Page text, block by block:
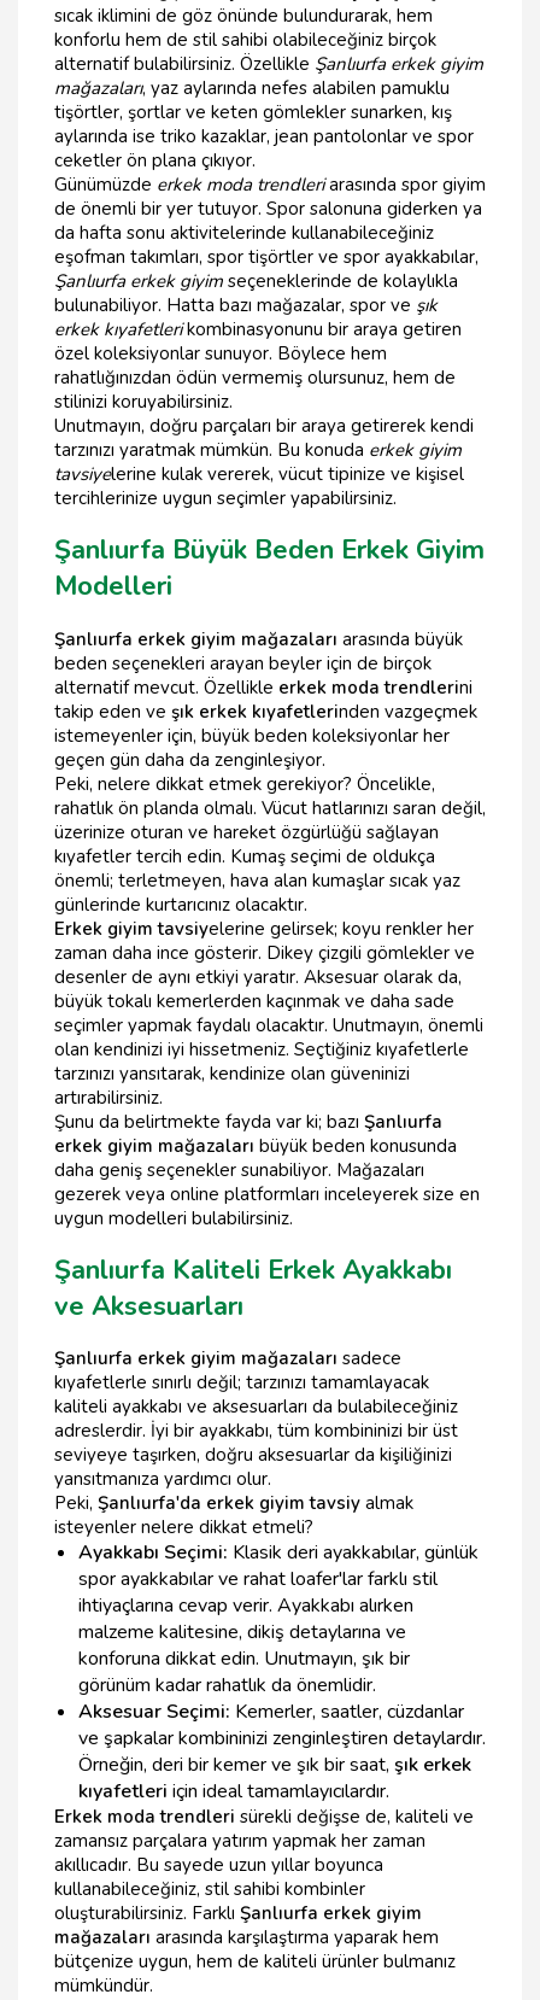
sıcak iklimini de göz önünde bulundurarak, hem
konforlu hem de stil sahibi olabileceğiniz birçok
alternatif bulabilirsiniz. Özellikle Şanlıurfa erkek giyim
mağazaları, yaz aylarında nefes alabilen pamuklu
tişörtler, şortlar ve keten gömlekler sunarken, kış
aylarında ise triko kazaklar, jean pantolonlar ve spor
ceketler ön plana çıkıyor.
Günümüzde erkek moda trendleriarasında spor giyim
de önemli bir yer tutuyor. Spor salonuna giderken ya
da hafta sonu aktivitelerinde kullanabileceğiniz
eşofman takımları, spor tişörtler ve spor ayakkabılar,
Şanlıurfa erkek giyim seçeneklerinde de kolaylıkla
bulunabiliyor. Hatta bazı mağazalar, spor ve şık
erkek kıyafetlerikombinasyonunu bir araya getiren
özel koleksiyonlar sunuyor. Böylece hem
rahatlığınızdan ödün vermemiş olursunuz, hem de
stilinizi koruyabilirsiniz.
Unutmayın, doğru parçaları bir araya getirerek kendi
tarzınızı yaratmak mümkün. Bu konuda erkek giyim
tavsiyelerine kulak vererek, vücut tipinize ve kişisel
tercihlerinize uygun seçimler yapabilirsiniz.
Şanlıurfa Büyük Beden Erkek Giyim
Modelleri
Şanlıurfa erkek giyim mağazaları arasında büyük
beden seçenekleri arayan beyler için de birçok
alternatif mevcut. Özellikle erkek moda trendlerini
takip eden ve şık erkek kıyafetlerinden vazgeçmek
istemeyenler için, büyük beden koleksiyonlar her
geçen gün daha da zenginleşiyor.
Peki, nelere dikkat etmek gerekiyor? Öncelikle,
rahatlık ön planda olmalı. Vücut hatlarınızı saran değil,
üzerinize oturan ve hareket özgürlüğü sağlayan
kıyafetler tercih edin. Kumaş seçimi de oldukça
önemli; terletmeyen, hava alan kumaşlar sıcak yaz
günlerinde kurtarıcınız olacaktır.
Erkek giyim tavsiyelerine gelirsek; koyu renkler her
zaman daha ince gösterir. Dikey çizgili gömlekler ve
desenler de aynı etkiyi yaratır. Aksesuar olarak da,
büyük tokalı kemerlerden kaçınmak ve daha sade
seçimler yapmak faydalı olacaktır. Unutmayın, önemli
olan kendinizi iyi hissetmeniz. Seçtiğiniz kıyafetlerle
tarzınızı yansıtarak, kendinize olan güveninizi
artırabilirsiniz.
Şunu da belirtmekte fayda var ki; bazı Şanlıurfa
erkek giyim mağazaları büyük beden konusunda
daha geniş seçenekler sunabiliyor. Mağazaları
gezerek veya online platformları inceleyerek size en
uygun modelleri bulabilirsiniz.
Şanlıurfa Kaliteli Erkek Ayakkabı
ve Aksesuarları
Şanlıurfa erkek giyim mağazaları sadece
kıyafetlerle sınırlı değil; tarzınızı tamamlayacak
kaliteli ayakkabı ve aksesuarları da bulabileceğiniz
adreslerdir. İyi bir ayakkabı, tüm kombininizi bir üst
seviyeye taşırken, doğru aksesuarlar da kişiliğinizi
yansıtmanıza yardımcı olur.
Peki, Şanlıurfa'da erkek giyim tavsiy almak
isteyenler nelere dikkat etmeli?
Ayakkabı Seçimi: Klasik deri ayakkabılar, günlük
spor ayakkabılar ve rahat loafer'lar farklı stil
ihtiyaçlarına cevap verir. Ayakkabı alırken
malzeme kalitesine, dikiş detaylarına ve
konforuna dikkat edin. Unutmayın, şık bir
görünüm kadar rahatlık da önemlidir.
Aksesuar Seçimi: Kemerler, saatler, cüzdanlar
ve şapkalar kombininizi zenginleştiren detaylardır.
Örneğin, deri bir kemer ve şık bir saat, şık erkek
kıyafetleri için ideal tamamlayıcılardır.
Erkek moda trendleri sürekli değişse de, kaliteli ve
zamansız parçalara yatırım yapmak her zaman
akıllıcadır. Bu sayede uzun yıllar boyunca
kullanabileceğiniz, stil sahibi kombinler
oluşturabilirsiniz. Farklı Şanlıurfa erkek giyim
mağazaları arasında karşılaştırma yaparak hem
bütçenize uygun, hem de kaliteli ürünler bulmanız
mümkündür.